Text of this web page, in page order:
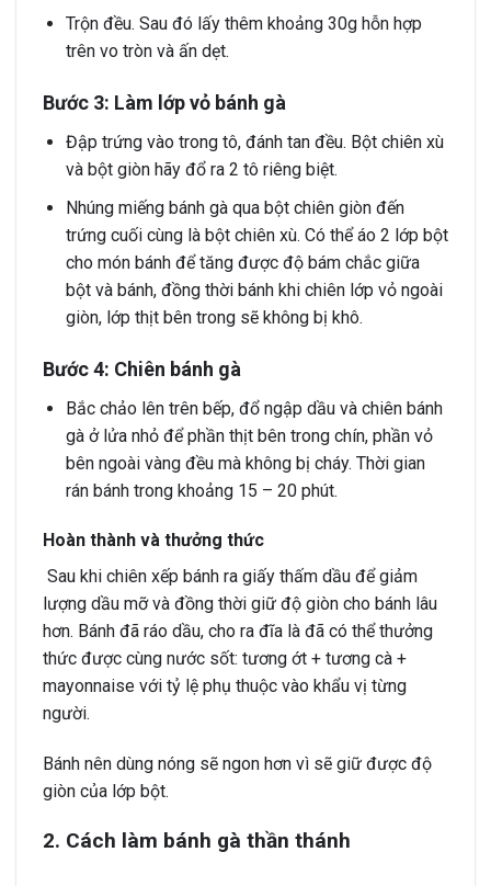
Trộn đều. Sau đó lấy thêm khoảng 30g hỗn hợp
trên vo tròn và ấn dẹt.
Bước 3: Làm lớp vỏ bánh gà
Đập trứng vào trong tô, đánh tan đều. Bột chiên xù
và bột giòn hãy đổ ra 2 tô riêng biệt.
Nhúng miếng bánh gà qua bột chiên giòn đến
trứng cuối cùng là bột chiên xù. Có thể áo 2 lớp bột
cho món bánh để tăng được độ bám chắc giữa
bột và bánh, đồng thời bánh khi chiên lớp vỏ ngoài
giòn, lớp thịt bên trong sẽ không bị khô.
Bước 4: Chiên bánh gà
Bắc chảo lên trên bếp, đổ ngập dầu và chiên bánh
gà ở lửa nhỏ để phần thịt bên trong chín, phần vỏ
bên ngoài vàng đều mà không bị cháy. Thời gian
rán bánh trong khoảng 15 – 20 phút.
Hoàn thành và thưởng thức
Sau khi chiên xếp bánh ra giấy thấm dầu để giảm
lượng dầu mỡ và đồng thời giữ độ giòn cho bánh lâu
hơn. Bánh đã ráo dầu, cho ra đĩa là đã có thể thưởng
thức được cùng nước sốt: tương ớt + tương cà +
mayonnaise với tỷ lệ phụ thuộc vào khẩu vị từng
người.
Bánh nên dùng nóng sẽ ngon hơn vì sẽ giữ được độ
giòn của lớp bột.
2. Cách làm bánh gà thần thánh